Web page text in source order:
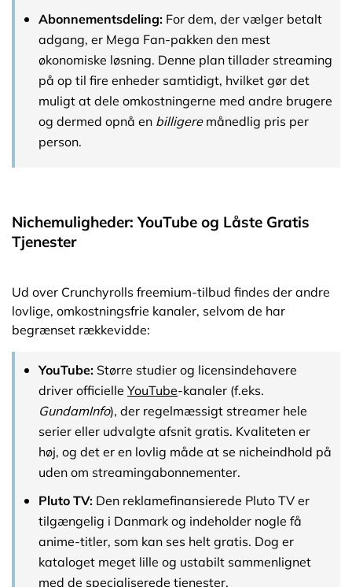
Abonnementsdeling: For dem, der vælger betalt
adgang, er Mega Fan-pakken den mest
økonomiske løsning. Denne plan tillader streaming
på op til fire enheder samtidigt, hvilket gør det
muligt at dele omkostningerne med andre brugere
og dermed opnå en billigeremånedlig pris per
person.
Nichemuligheder: YouTube og Låste Gratis
Tjenester
Ud over Crunchyrolls freemium-tilbud findes der andre
lovlige, omkostningsfrie kanaler, selvom de har
begrænset rækkevidde:
YouTube: Større studier og licensindehavere
driver officielle YouTube-kanaler (f.eks.
GundamInfo), der regelmæssigt streamer hele
serier eller udvalgte afsnit gratis. Kvaliteten er
høj, og det er en lovlig måde at se nicheindhold på
uden om streamingabonnementer.
Pluto TV: Den reklamefinansierede Pluto TV er
tilgængelig i Danmark og indeholder nogle få
anime-titler, som kan ses helt gratis. Dog er
kataloget meget lille og ustabilt sammenlignet
med de specialiserede tjenester.